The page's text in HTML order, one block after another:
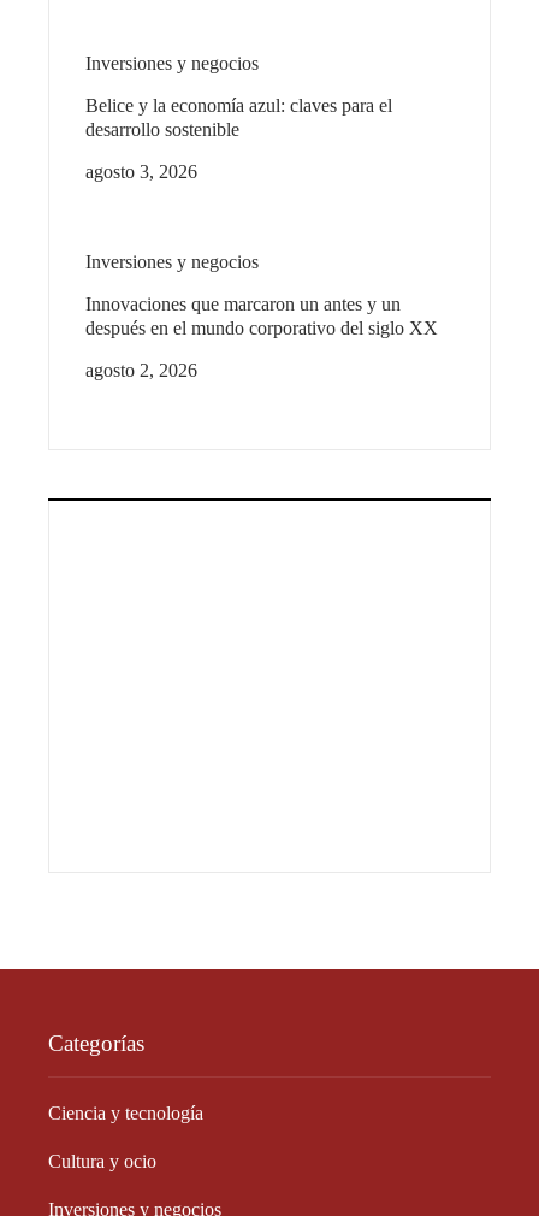
Inversiones y negocios
Belice y la economía azul: claves para el
desarrollo sostenible
agosto 3, 2026
Inversiones y negocios
Innovaciones que marcaron un antes y un
después en el mundo corporativo del siglo XX
agosto 2, 2026
Categorías
Ciencia y tecnología
Cultura y ocio
Inversiones y negocios